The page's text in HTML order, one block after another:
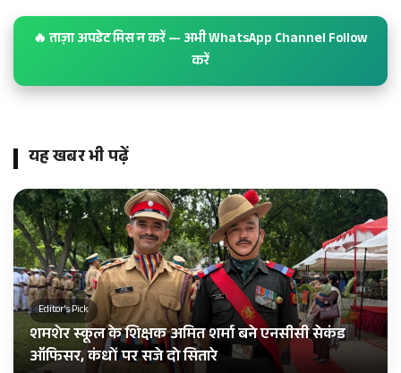
🔥 ताज़ा अपडेट मिस न करें — अभी WhatsApp Channel Follow
करें
यह खबर भी पढ़ें
Editor's Pick
शमशेर स्कूल के शिक्षक अमित शर्मा बने एनसीसी सेकंड
ऑफिसर, कंधों पर सजे दो सितारे